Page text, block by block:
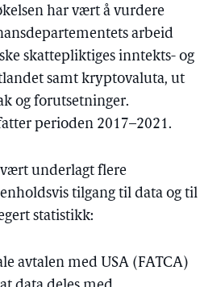
har vært å vurdere
arbeid
skattepliktiges inntekts- og
samt kryptovaluta, ut
og forutsetninger.
perioden 2017–2021.
underlagt flere
tilgang til data og til
statistikk:
avtalen med USA (FATCA)